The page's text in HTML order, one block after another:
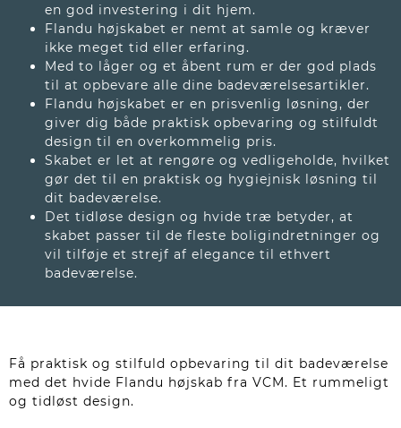
en god investering i dit hjem.
Flandu højskabet er nemt at samle og kræver
ikke meget tid eller erfaring.
Med to låger og et åbent rum er der god plads
til at opbevare alle dine badeværelsesartikler.
Flandu højskabet er en prisvenlig løsning, der
giver dig både praktisk opbevaring og stilfuldt
design til en overkommelig pris.
Skabet er let at rengøre og vedligeholde, hvilket
gør det til en praktisk og hygiejnisk løsning til
dit badeværelse.
Det tidløse design og hvide træ betyder, at
skabet passer til de fleste boligindretninger og
vil tilføje et strejf af elegance til ethvert
badeværelse.
Få praktisk og stilfuld opbevaring til dit badeværelse
med det hvide Flandu højskab fra VCM. Et rummeligt
og tidløst design.